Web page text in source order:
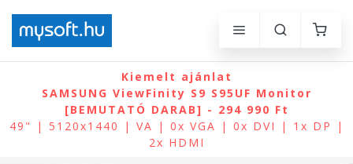
Kiemelt ajánlat
SAMSUNG ViewFinity S9 S95UF Monitor
[BEMUTATÓ DARAB] - 294 990 Ft
49" | 5120x1440 | VA | 0x VGA | 0x DVI | 1x DP |
2x HDMI